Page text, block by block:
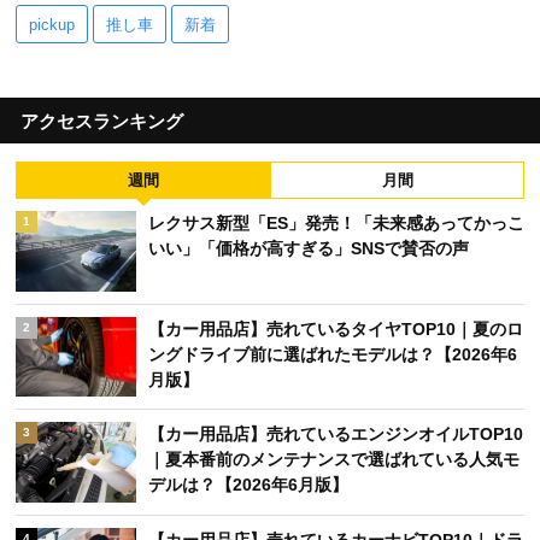
pickup 推し車 新着
アクセスランキング
週間 月間
1
レクサス新型「ES」発売！「未来感あってかっこ
いい」「価格が高すぎる」SNSで賛否の声
2
【カー用品店】売れているタイヤTOP10｜夏のロ
ングドライブ前に選ばれたモデルは？【2026年6
月版】
3
【カー用品店】売れているエンジンオイルTOP10
｜夏本番前のメンテナンスで選ばれている人気モ
デルは？【2026年6月版】